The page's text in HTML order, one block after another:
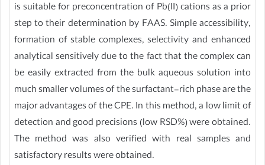
is suitable for preconcentration of Pb(II) cations as a prior
step to their determination by FAAS. Simple accessibility,
formation of stable complexes, selectivity and enhanced
analytical sensitively due to the fact that the complex can
be easily extracted from the bulk aqueous solution into
much smaller volumes of the surfactant-rich phase are the
major advantages of the CPE. In this method, a low limit of
detection and good precisions (low RSD%) were obtained.
The method was also verified with real samples and
satisfactory results were obtained.